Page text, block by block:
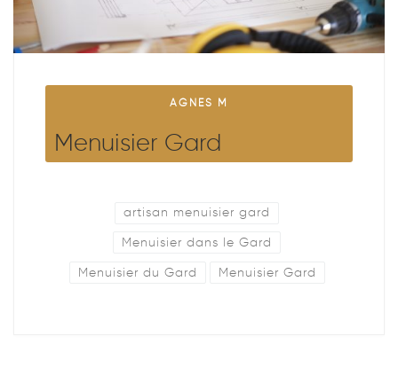
AGNES M
Menuisier Gard
artisan menuisier gard
Menuisier dans le Gard
Menuisier du Gard Menuisier Gard